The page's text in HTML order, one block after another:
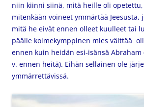
niin kiinni siinä, mitä heille oli
mitenkään voineet ymmärtää Jeesusta,
mitä he eivät ennen olleet kuulleet tai
päälle kolmekymppinen mies väittää
ennen kuin heidän esi-isänsä Abraham
v. ennen heitä). Eihän sellainen ole
ymmärrettävissä.